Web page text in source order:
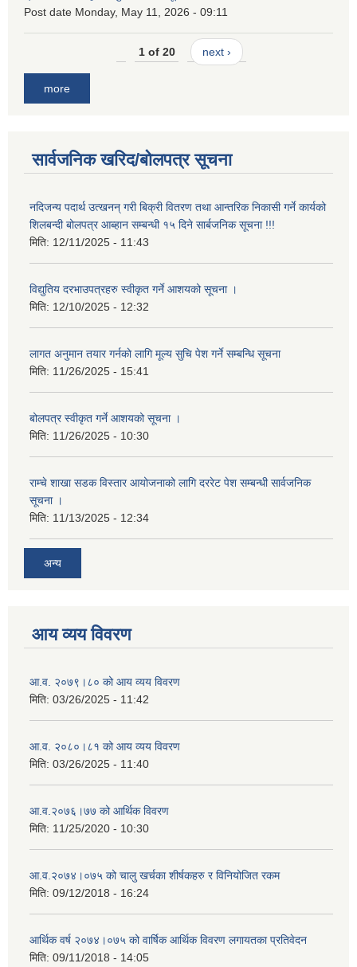
Post date Monday, May 11, 2026 - 09:11
1 of 20 next ›
more
सार्वजनिक खरिद/बोलपत्र सूचना
नदिजन्य पदार्थ उत्खनन् गरी बिक्री वितरण तथा आन्तरिक निकासी गर्ने कार्यको
शिलबन्दी बोलपत्र आब्हान सम्बन्धी १५ दिने सार्बजनिक सूचना !!!
मिति: 12/11/2025 - 11:43
विद्युतिय दरभाउपत्रहरु स्वीकृत गर्ने आशयको सूचना ।
मिति: 12/10/2025 - 12:32
लागत अनुमान तयार गर्नकाे लागि मूल्य सुचि पेश गर्ने सम्बन्धि सूचना
मिति: 11/26/2025 - 15:41
बोलपत्र स्वीकृत गर्ने आशयको सूचना ।
मिति: 11/26/2025 - 10:30
राम्चे शाखा सडक विस्तार आयोजनाको लागि दररेट पेश सम्बन्धी सार्वजनिक
सूचना ।
मिति: 11/13/2025 - 12:34
अन्य
आय व्यय विवरण
आ.व. २०७९।८० को आय व्यय विवरण
मिति: 03/26/2025 - 11:42
आ.व. २०८०।८१ को आय व्यय विवरण
मिति: 03/26/2025 - 11:40
आ.व.२०७६।७७ को आर्थिक विवरण
मिति: 11/25/2020 - 10:30
आ.व.२०७४।०७५ को चालु खर्चका शीर्षकहरु र विनियोजित रकम
मिति: 09/12/2018 - 16:24
आर्थिक वर्ष २०७४।०७५ को वार्षिक आर्थिक विवरण लगायतका प्रतिवेदन
मिति: 09/11/2018 - 14:05